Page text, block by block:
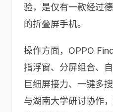
验，是仅有一款经过
的折叠屏手机。
操作方面，OPPO
指浮窗、分屏组合、
巨细屏接力、一键多
与湖南大学研讨协作